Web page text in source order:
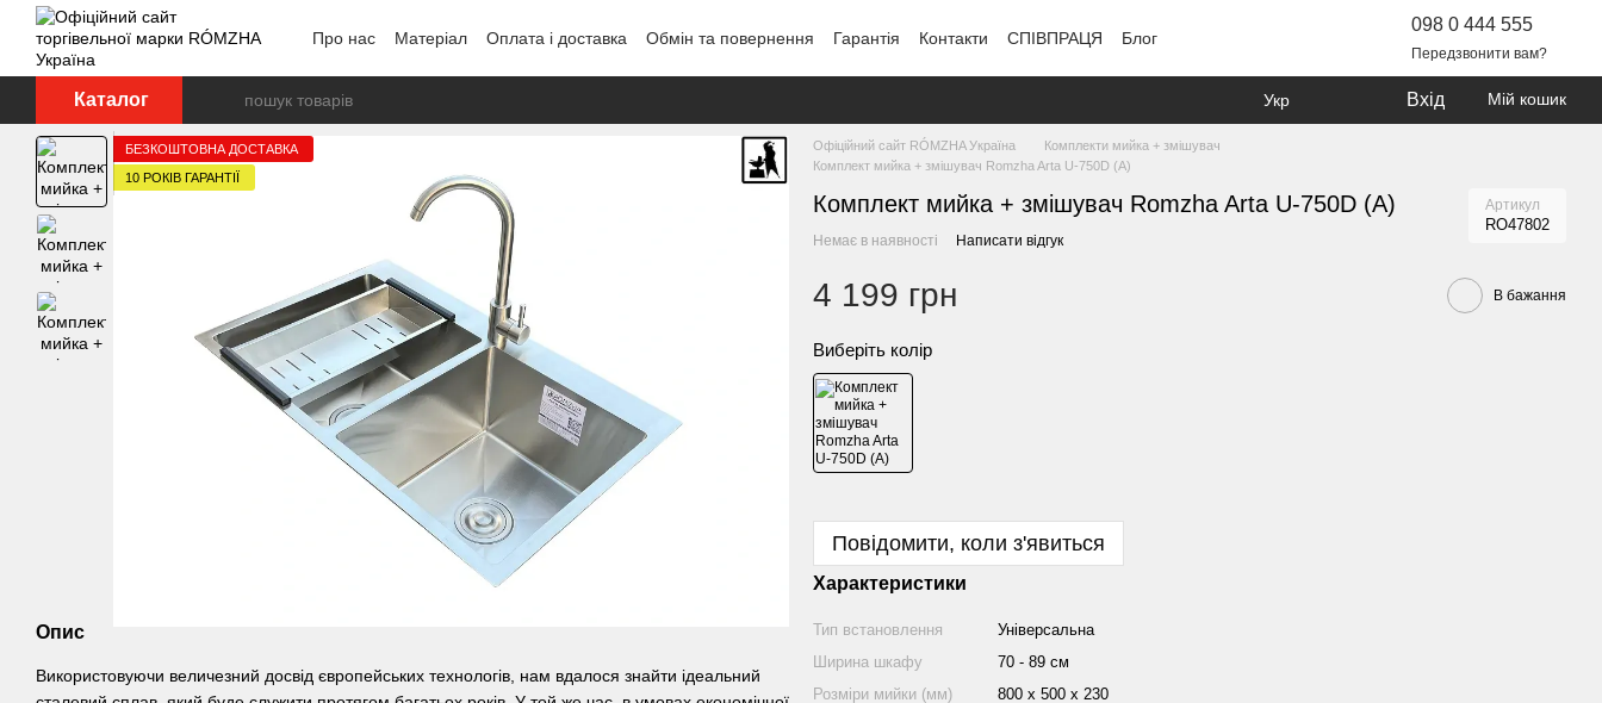
Перейти до основного контенту
Про нас
Матеріал Оплата і доставка Обмін та повернення Гарантія Контакти СПІВПРАЦЯ Блог
098 0 444 555
Передзвонити вам?
Каталог Укр Вхід Мій кошик
БЕЗКОШТОВНА ДОСТАВКА
10 РОКІВ ГАРАНТІЇ
Опис
Використовуючи величезний досвід європейських технологів, нам вдалося знайти ідеальний
Офіційний сайт RÓMZHA Україна
Комплекти мийка + змішувач
Комплект мийка + змішувач Romzha Arta U-750D (A)
Комплект мийка + змішувач Romzha Arta U-750D (A) Артикул
RO47802
Немає в наявності Написати відгук
4 199 грн В бажання
Виберіть колір
Повідомити, коли з'явиться
Характеристики
Тип встановлення
Універсальна
Ширина шкафу
70 - 89 см
Розміри мийки (мм)
800 х 500 х 230